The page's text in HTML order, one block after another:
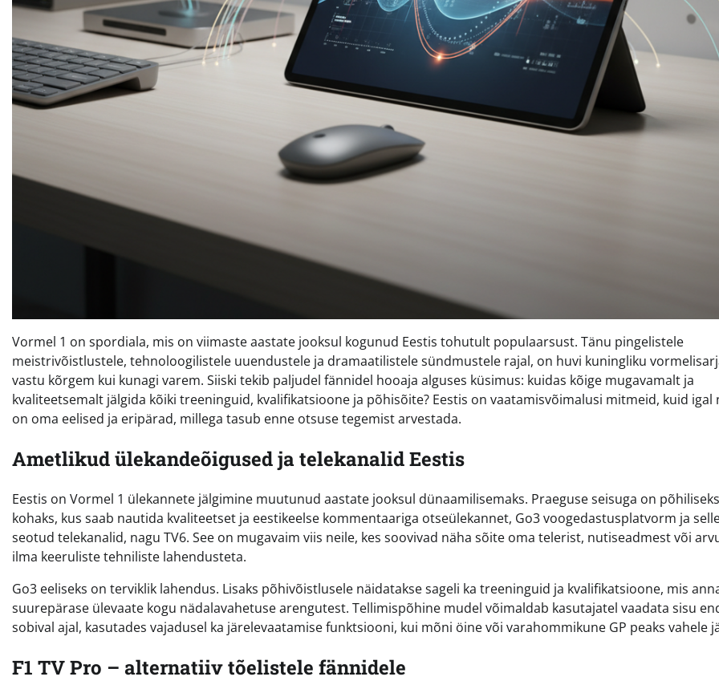
Vormel 1 on spordiala, mis on viimaste aastate jooksul kogunud Eestis tohutult populaarsust. Tänu pingelistele
meistrivõistlustele, tehnoloogilistele uuendustele ja dramaatilistele sündmustele rajal, on huvi kuningliku
vastu kõrgem kui kunagi varem. Siiski tekib paljudel fännidel hooaja alguses küsimus: kuidas kõige mugavamalt ja
kvaliteetsemalt jälgida kõiki treeninguid, kvalifikatsioone ja põhisõite? Eestis on vaatamisvõimalusi mitmeid, kuid igal
on oma eelised ja eripärad, millega tasub enne otsuse tegemist arvestada.
Ametlikud ülekandeõigused ja telekanalid Eestis
Eestis on Vormel 1 ülekannete jälgimine muutunud aastate jooksul dünaamilisemaks. Praeguse seisuga on põhiliseks
kohaks, kus saab nautida kvaliteetset ja eestikeelse kommentaariga otseülekannet, Go3 voogedastusplatvorm ja
seotud telekanalid, nagu TV6. See on mugavaim viis neile, kes soovivad näha sõite oma telerist, nutiseadmest või
ilma keeruliste tehniliste lahendusteta.
Go3 eeliseks on terviklik lahendus. Lisaks põhivõistlusele näidatakse sageli ka treeninguid ja kvalifikatsioone, mis
suurepärase ülevaate kogu nädalavahetuse arengutest. Tellimispõhine mudel võimaldab kasutajatel vaadata sisu
sobival ajal, kasutades vajadusel ka järelevaatamise funktsiooni, kui mõni öine või varahommikune GP peaks vahele
F1 TV Pro – alternatiiv tõelistele fännidele